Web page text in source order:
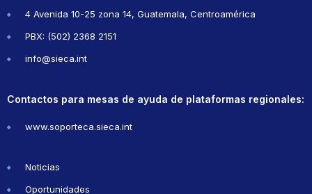
4 Avenida 10-25 zona 14, Guatemala, Centroamérica
PBX: (502) 2368 2151
info@sieca.int
Contactos para mesas de ayuda de plataformas regionales:
www.soporteca.sieca.int
Noticias
Oportunidades